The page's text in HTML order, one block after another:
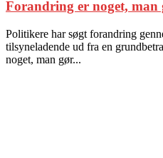
Forandring er noget, man
Politikere har søgt forandring
tilsyneladende ud fra en
noget, man gør...